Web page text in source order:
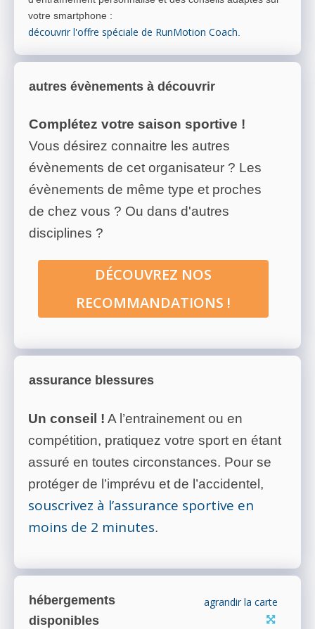
votre smartphone :
découvrir l'offre spéciale de RunMotion Coach.
autres évènements à découvrir
Complétez votre saison sportive !
Vous désirez connaitre les autres
évènements de cet organisateur ? Les
évènements de même type et proches
de chez vous ? Ou dans d'autres
disciplines ?
DÉCOUVREZ NOS
RECOMMANDATIONS !
assurance blessures
Un conseil ! A l’entrainement ou en
compétition, pratiquez votre sport en étant
assuré en toutes circonstances. Pour se
protéger de l’imprévu et de l’accidentel,
souscrivez à l’assurance sportive en
moins de 2 minutes.
hébergements
disponibles
agrandir la carte